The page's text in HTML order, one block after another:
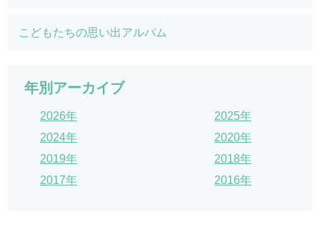
こどもたちの思い出アルバム
年別アーカイブ
2026年
2025年
2024年
2020年
2019年
2018年
2017年
2016年